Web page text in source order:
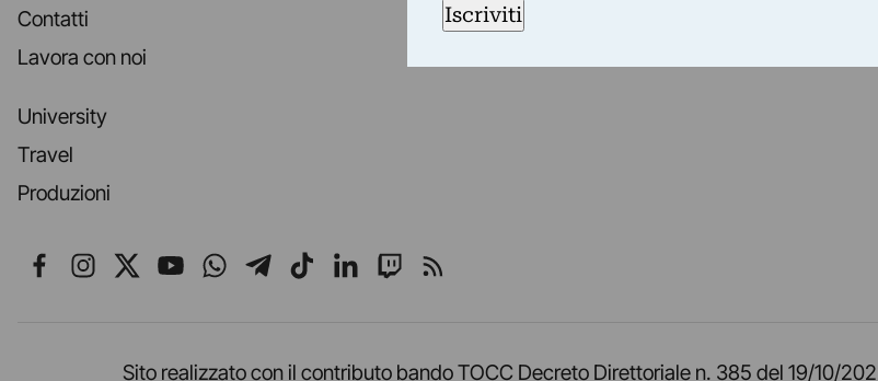
Contatti
Lavora con noi
University
Travel
Produzioni
Seguici su Facebook
Seguici su Instagram
Seguici su X
Seguici su YouTube
Seguici su WhatsApp
Seguici su Telegram
Seguici su TikTok
Seguici su LinkedIn
Seguici su Twitch
Seguici su Rss
Sito realizzato con il contributo bando TOCC Decreto Direttoriale n. 385 del 19/10/
Iscriviti